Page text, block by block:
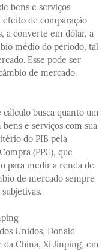
bens e serviços
efeito de comparação
a converte em dólar, a
médio do período, tal
Esse pode ser
de mercado.
busca quanto um
e serviços com sua
do PIB pela
(PPC), que
para medir a renda de
de mercado sempre
Unidos, Donald
China, Xi Jinping, em